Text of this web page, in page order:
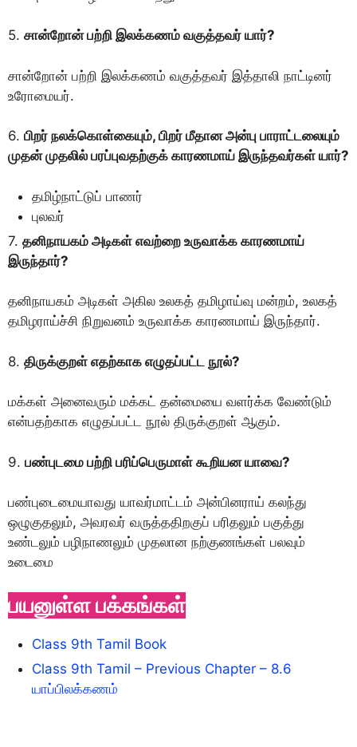
5. சான்றோன் பற்றி இலக்கணம் வகுத்தவர் யார்?
சான்றோன் பற்றி இலக்கணம் வகுத்தவர் இத்தாலி நாட்டினர்
உரோமையர்.
6. பிறர் நலக்கொள்கையும், பிறர் மீதான அன்பு பாராட்டலையும்
முதன் முதலில் பரப்புவதற்குக் காரணமாய் இருந்தவர்கள் யார்?
தமிழ்நாட்டுப் பாணர்
புலவர்
7. தனிநாயகம் அடிகள் எவற்றை உருவாக்க காரணமாய்
இருந்தார்?
தனிநாயகம் அடிகள் அகில உலகத் தமிழாய்வு மன்றம், உலகத்
தமிழராய்ச்சி நிறுவனம் உருவாக்க காரணமாய் இருந்தார்.
8. திருக்குறள் எதற்காக எழுதப்பட்ட நூல்?
மக்கள் அனைவரும் மக்கட் தன்மையை வளர்க்க வேண்டும்
என்பதற்காக எழுதப்பட்ட நூல் திருக்குறள் ஆகும்.
9. பண்புடமை பற்றி பரிப்பெருமாள் கூறியன யாவை?
பண்புடைமையாவது யாவர்மாட்டம் அன்பினராய் கலந்து
ஒழுகுதலும், அவரவர் வருத்ததிறகுப் பரிதலும் பகுத்து
உண்டலும் பழிநாணலும் முதலான நற்குணங்கள் பலவும்
உடைமை
பயனுள்ள பக்கங்கள்
Class 9th Tamil Book
Class 9th Tamil – Previous Chapter – 8.6
யாப்பிலக்கணம்